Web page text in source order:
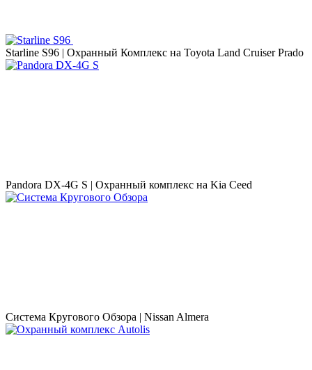
Starline S96 | Охранный Комплекс на Toyota Land Cruiser Prado
Pandora DX-4G S | Охранный комплекс на Kia Ceed
Система Кругового Обзора | Nissan Almera